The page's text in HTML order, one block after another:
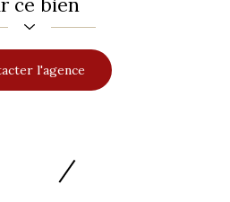
ce bien
l'agence